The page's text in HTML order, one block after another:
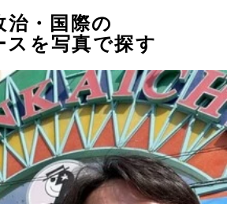
治・国際の
スを写真で探す